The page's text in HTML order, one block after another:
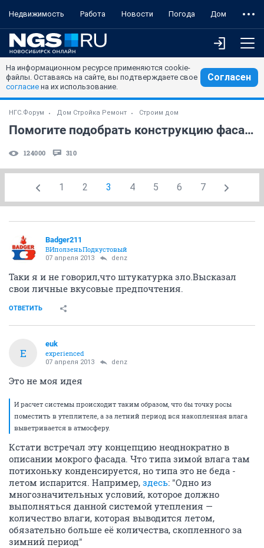
Недвижимость Работа Новости Погода Дом
На информационном ресурсе применяются cookie-
файлы. Оставаясь на сайте, вы подтверждаете свое
согласие на их использование.
Согласен
НГС.Форум Дом Стройка Ремонт Строим дом
Помогите подобрать конструкцию фасада?
124000 310
1 2 3 4 5 6 7
Badger211
ВИползеньПодкустовый
07 апреля 2013 denz
Таки я и не говорил,что штукатурка зло.Высказал
свои личные вкусовые предпочтения.
ОТВЕТИТЬ
E
euk
experienced
07 апреля 2013 denz
Это не моя идея
И расчет системы происходит таким образом, что бы точку росы
поместить в утеплителе, а за летний период вся накопленная влага
выветривается в атмосферу.
Кстати встречал эту концепцию неоднократно в
описании мокрого фасада. Что типа зимой влага там
потихоньку конденсируется, но типа это не беда -
летом испарится. Например, здесь: "Одно из
многозначительных условий, которое должно
выполняться данной системой утепления —
количество влаги, которая выводится летом,
обязательно больше её количества, скопленного за
зимний период"